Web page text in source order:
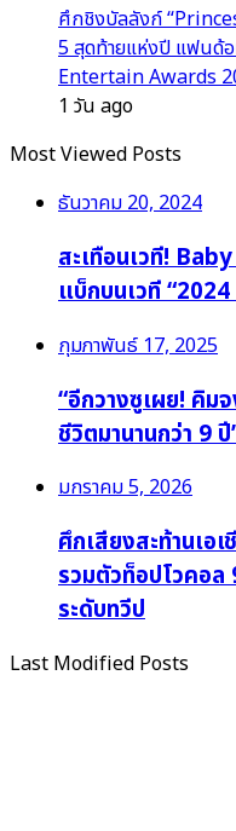
ศึกชิงบัลลังก์
5 สุดท้ายแห่งปี แฟนด้อ
Entertain Awards
1 วัน ago
Most Viewed Posts
ธันวาคม 20, 2024
สะเทือนเวที!
แบ็กบนเวที
กุมภาพันธ์ 17, 2025
“อีกวางซูเผย! คิม
ชีวิตมานานกว่า 9 ปี
มกราคม 5, 2026
ศึกเสียงสะท้านเอ
รวมตัวท็อปโวคอ
ระดับทวีป
Last Modified Posts